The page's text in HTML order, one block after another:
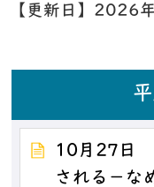
【更新日】 2026
10月27日
される－な